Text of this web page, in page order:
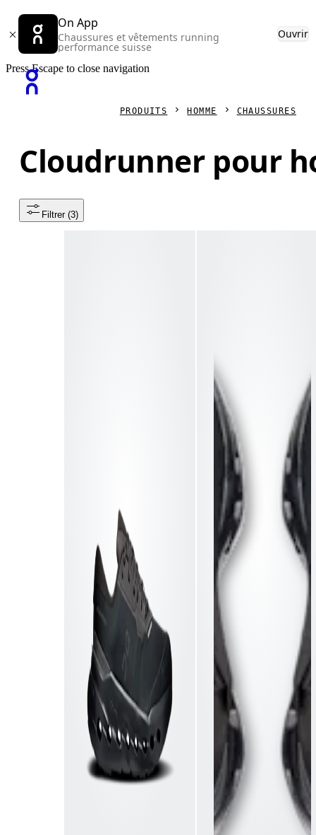
On App
Chaussures et vêtements running
performance suisse
Ouvrir
Press Escape to close navigation
PRODUITS HOMME CHAUSSURES
Cloudrunner pour
Filtrer (3)